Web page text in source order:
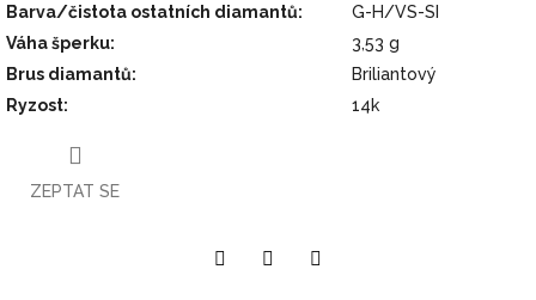
Barva/čistota ostatních diamantů:
G-H/VS-SI
Váha šperku:
3,53 g
Brus diamantů:
Briliantový
Ryzost: 14k
ZEPTAT SE